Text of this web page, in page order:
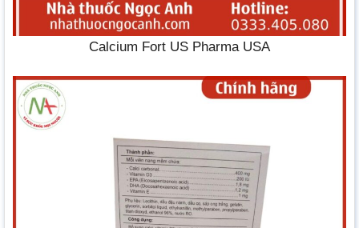
Calcium Fort US Pharma USA